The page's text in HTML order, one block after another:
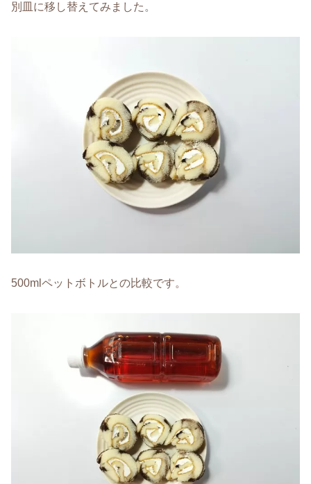
別皿に移し替えてみました。
500mlペットボトルとの比較です。